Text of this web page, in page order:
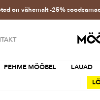
on vähemalt -25%
PEHME MÖÖBEL LAUAD